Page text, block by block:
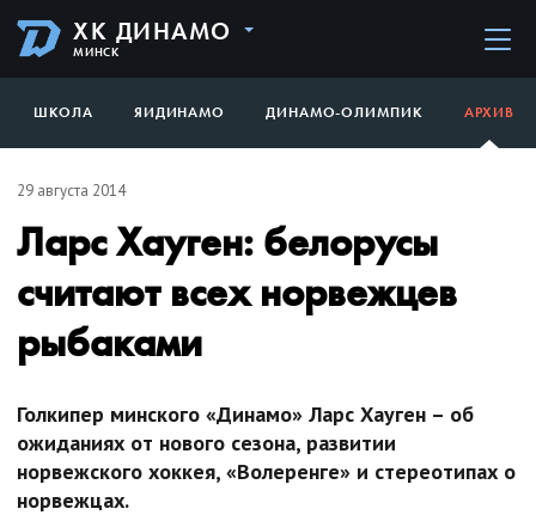
ХК ДИНАМО
МИНСК
ШКОЛА ЯИДИНАМО ДИНАМО-ОЛИМПИК АРХИВ
29 августа 2014
Ларс Хауген: белорусы
считают всех норвежцев
рыбаками
Голкипер минского «Динамо» Ларс Хауген – об
ожиданиях от нового сезона, развитии
норвежского хоккея, «Волеренге» и стереотипах о
норвежцах.